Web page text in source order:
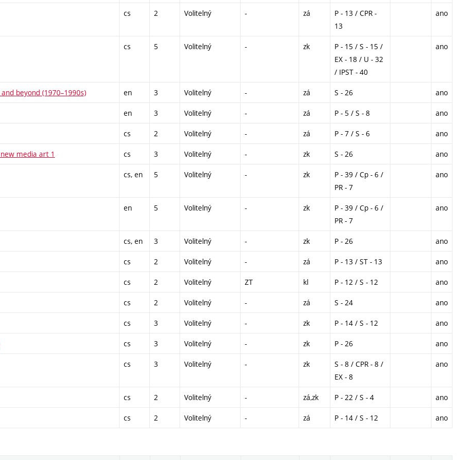
cs 2 Volitelný - zá
P - 13 / CPR -
13
ano
cs 5 Volitelný - zk
P - 15 / S - 15 /
EX - 18 / U - 32
/ IPST - 40
ano
beyond (1970–1990s) en 3 Volitelný - zá S - 26 ano
en 3 Volitelný - zá P - 5 / S - 8 ano
cs 2 Volitelný - zá P - 7 / S - 6 ano
media art 1 cs 3 Volitelný - zk S - 26 ano
cs, en 5 Volitelný - zk
P - 39 / Cp - 6 /
PR - 7
ano
en 5 Volitelný - zk
P - 39 / Cp - 6 /
PR - 7
ano
cs, en 3 Volitelný - zk P - 26 ano
cs 2 Volitelný - zá P - 13 / ST - 13 ano
cs 2 Volitelný ZT kl P - 12 / S - 12 ano
cs 2 Volitelný - zá S - 24 ano
cs 3 Volitelný - zk P - 14 / S - 12 ano
cs 3 Volitelný - zk P - 26 ano
cs 3 Volitelný - zk
S - 8 / CPR - 8 /
EX - 8
ano
cs 2 Volitelný - zá,zk P - 22 / S - 4 ano
cs 2 Volitelný - zá P - 14 / S - 12 ano